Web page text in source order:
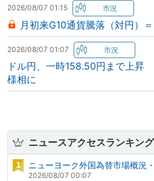
2026/08/07 01:15
月初来G10通貨騰落（対円）
2026/08/07 01:07
ドル円、一時158.50円まで上昇
様相に
ニュースアクセスランキング
ニューヨーク外国為替市場概
2026/08/07 00:07